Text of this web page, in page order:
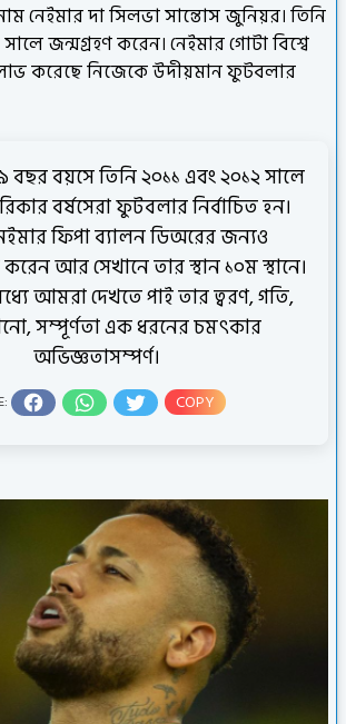
নেইমার দা সিলভা সান্তোস জুনিয়র। তিনি
জন্মগ্রহণ করেন। নেইমার গোটা বিশ্বে
করেছে নিজেকে উদীয়মান ফুটবলার
বছর বয়সে তিনি ২০১১ এবং ২০১২ সালে
বর্ষসেরা ফুটবলার নির্বাচিত হন।
ফিপা ব্যালন ডিঅরের জন্যও
আর সেখানে তার স্থান ১০ম স্থানে।
আমরা দেখতে পাই তার ত্বরণ, গতি,
সম্পূর্ণতা এক ধরনের চমৎকার
অভিজ্ঞতাসম্পর্ণ।
COPY